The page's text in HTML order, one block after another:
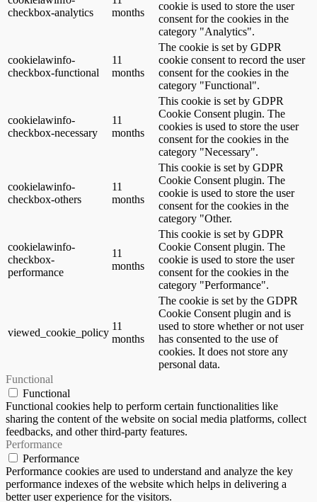
checkbox-analytics
months
cookie is used to store the user
consent for the cookies in the
category "Analytics".
cookielawinfo-
checkbox-functional
11
months
The cookie is set by GDPR
cookie consent to record the user
consent for the cookies in the
category "Functional".
cookielawinfo-
checkbox-necessary
11
months
This cookie is set by GDPR
Cookie Consent plugin. The
cookies is used to store the user
consent for the cookies in the
category "Necessary".
cookielawinfo-
checkbox-others
11
months
This cookie is set by GDPR
Cookie Consent plugin. The
cookie is used to store the user
consent for the cookies in the
category "Other.
cookielawinfo-
checkbox-
performance
11
months
This cookie is set by GDPR
Cookie Consent plugin. The
cookie is used to store the user
consent for the cookies in the
category "Performance".
viewed_cookie_policy
11
months
The cookie is set by the GDPR
Cookie Consent plugin and is
used to store whether or not user
has consented to the use of
cookies. It does not store any
personal data.
Functional
Functional
Functional cookies help to perform certain functionalities like
sharing the content of the website on social media platforms, collect
feedbacks, and other third-party features.
Performance
Performance
Performance cookies are used to understand and analyze the key
performance indexes of the website which helps in delivering a
better user experience for the visitors.